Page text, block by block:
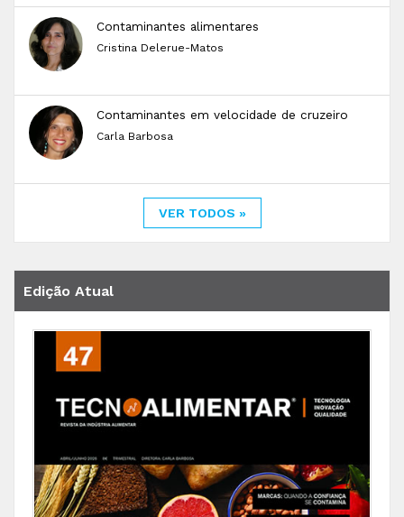
Contaminantes alimentares
Cristina Delerue-Matos
Contaminantes em velocidade de cruzeiro
Carla Barbosa
VER TODOS »
Edição Atual